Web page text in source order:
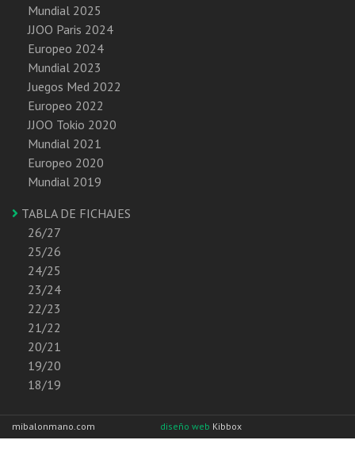
Mundial 2025
JJOO Paris 2024
Europeo 2024
Mundial 2023
Juegos Med 2022
Europeo 2022
JJOO Tokio 2020
Mundial 2021
Europeo 2020
Mundial 2019
TABLA DE FICHAJES
26/27
25/26
24/25
23/24
22/23
21/22
20/21
19/20
18/19
mibalonmano.com diseño web Kibbox